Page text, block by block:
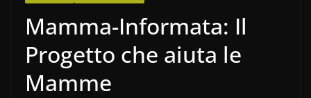
Mamma-Informata: Il
Progetto che aiuta le
Mamme